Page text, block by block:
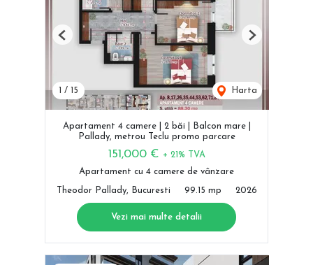
/ 15 Harta
Previous Next
Apartament 4 camere | 2 băi | Balcon mare |
Pallady, metrou Teclu promo parcare
151,000 € + 21% TVA
Apartament cu 4 camere de vânzare
Theodor Pallady, Bucuresti 99.15 mp 2026
Vezi mai multe detalii